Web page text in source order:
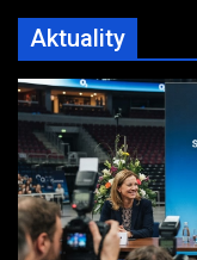
Aktuality